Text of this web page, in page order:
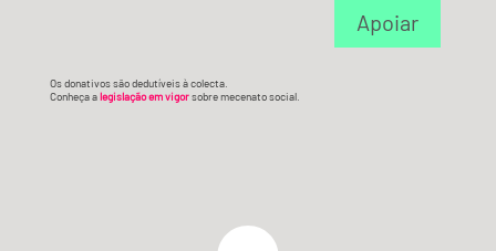
Apoiar
Os donativos são dedutíveis à colecta.
Conheça alegislação em vigorsobre mecenato social.